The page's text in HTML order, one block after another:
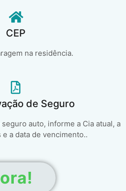
CEP
na residência.
de Seguro
auto, informe a Cia atual, a
a data de vencimento..